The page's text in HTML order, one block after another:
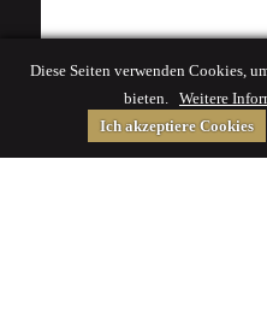
Diese Seiten verwenden Cookies,
bieten. Weitere
Ich akzeptiere Cookies